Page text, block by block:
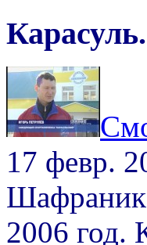
17 февр.
Шафраник
2006 год.